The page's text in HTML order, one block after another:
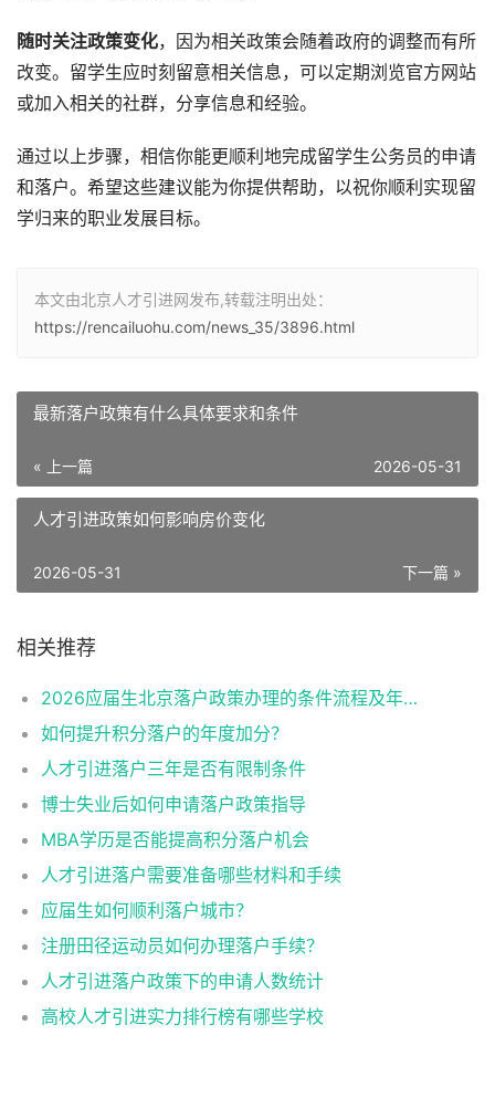
随时关注政策变化，因为相关政策会随着政府的调整而有所
改变。留学生应时刻留意相关信息，可以定期浏览官方网站
或加入相关的社群，分享信息和经验。
通过以上步骤，相信你能更顺利地完成留学生公务员的申请
和落户。希望这些建议能为你提供帮助，以祝你顺利实现留
学归来的职业发展目标。
本文由北京人才引进网发布,转载注明出处：
https://rencailuohu.com/news_35/3896.html
最新落户政策有什么具体要求和条件
« 上一篇 2026-05-31
人才引进政策如何影响房价变化
下一篇 »
2026-05-31
相关推荐
2026应届生北京落户政策办理的条件流程及年龄限制
如何提升积分落户的年度加分？
人才引进落户三年是否有限制条件
博士失业后如何申请落户政策指导
MBA学历是否能提高积分落户机会
人才引进落户需要准备哪些材料和手续
应届生如何顺利落户城市？
注册田径运动员如何办理落户手续？
人才引进落户政策下的申请人数统计
高校人才引进实力排行榜有哪些学校